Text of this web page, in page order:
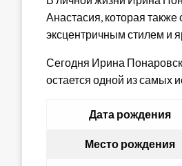
Анастасия, которая
эксцентричным стилем и
Сегодня Ирина
остается одной из самых
Дата рождения
Место рождения